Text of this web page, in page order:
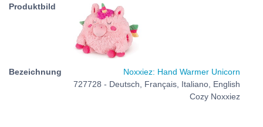
Noxxiez: Hand Warmer Unicorn
727728 - Deutsch, Français, Italiano, English
Cozy Noxxiez